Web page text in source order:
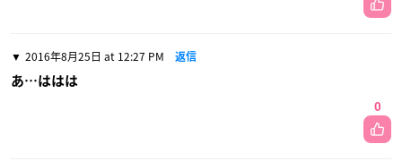
2016年8月25日 at 12:27 PM 返信
あ…ははは
0